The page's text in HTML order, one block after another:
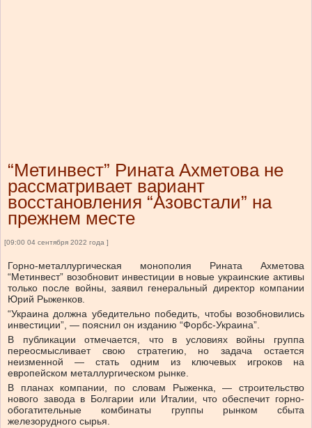
“Метинвест” Рината Ахметова не
рассматривает вариант
восстановления “Азовстали” на
прежнем месте
[09:00 04 сентября 2022 года ]
Горно-металлургическая монополия Рината Ахметова
“Метинвест” возобновит инвестиции в новые украинские активы
только после войны, заявил генеральный директор компании
Юрий Рыженков.
“Украина должна убедительно победить, чтобы возобновились
инвестиции”, — пояснил он изданию “Форбс-Украина”.
В публикации отмечается, что в условиях войны группа
переосмысливает свою стратегию, но задача остается
неизменной — стать одним из ключевых игроков на
европейском металлургическом рынке.
В планах компании, по словам Рыженка, — строительство
нового завода в Болгарии или Италии, что обеспечит горно-
обогатительные комбинаты группы рынком сбыта
железорудного сырья.